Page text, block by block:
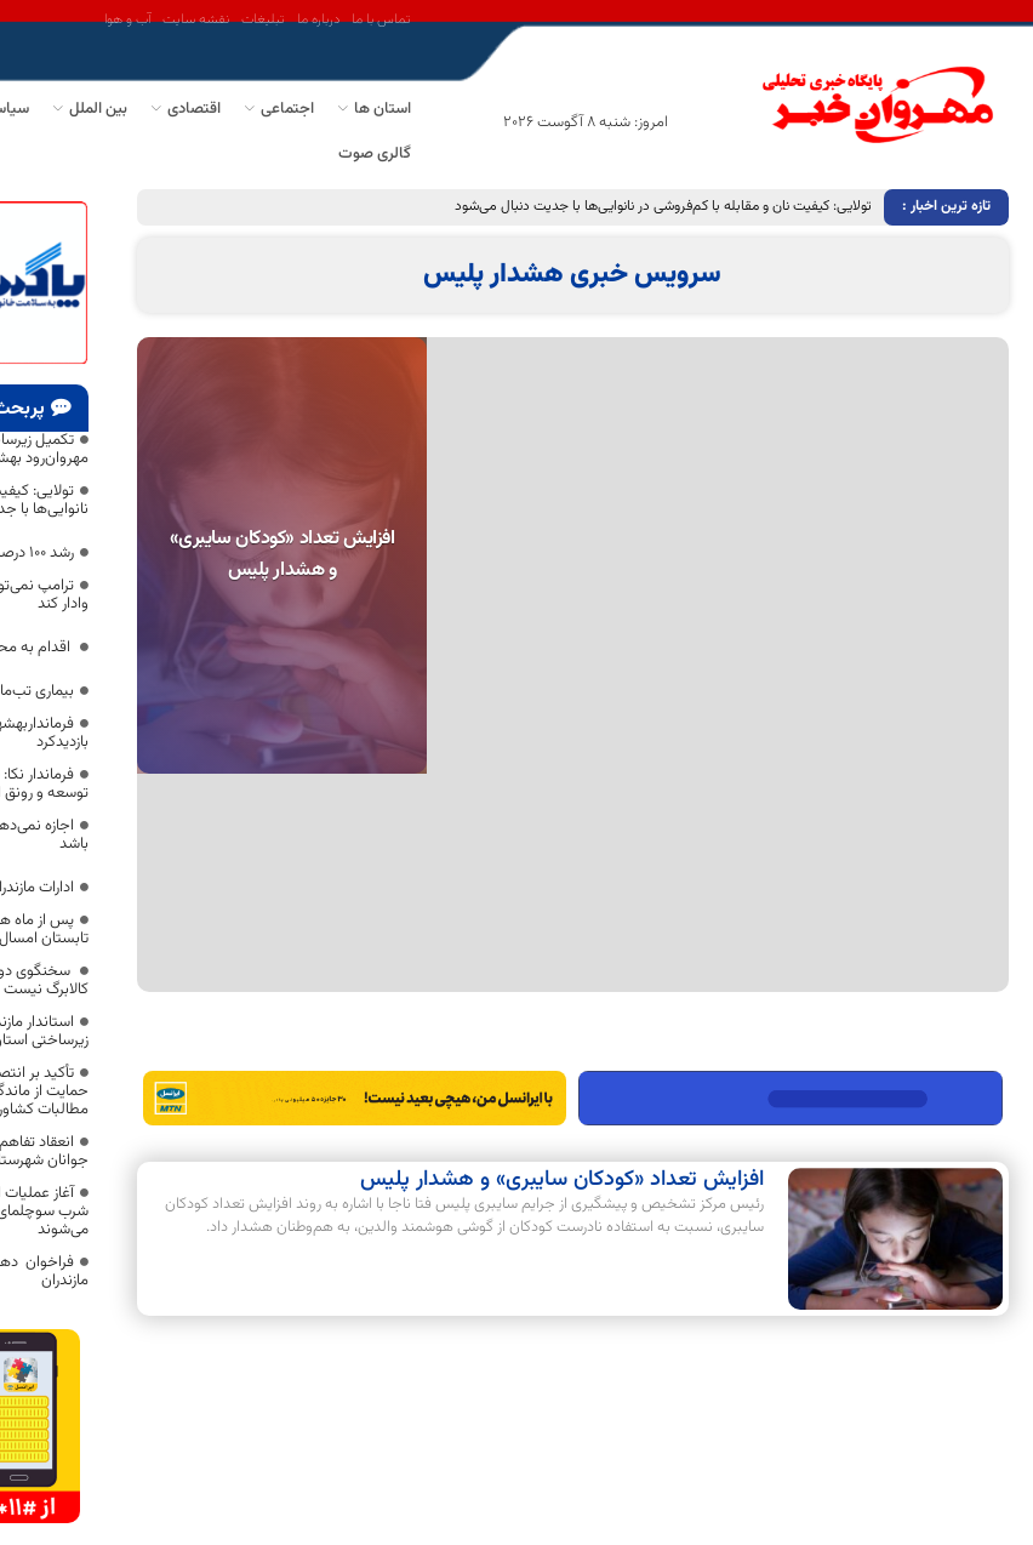
امروز: شنبه 8 آگوست 2026
تماس با ما درباره ما تبلیغات نقشه سایت آب و هوا
استان ها اجتماعی اقتصادی بین الملل
گالری صوت
تازه ترین اخبار : تولایی: کیفیت نان و مقابله با کم‌فروشی در نانوایی‌ها با جدیت دنبال می‌شود
سرویس خبری هشدار پلیس
افزایش تعداد «کودکان سایبری»
و هشدار پلیس
افزایش تعداد «کودکان سایبری» و هشدار پلیس
رئیس مرکز تشخیص‌ و پیشگیری از جرایم سایبری پلیس فتا ناجا با اشاره به روند افزایش تعداد کودکان
سایبری، نسبت به استفاده نادرست کودکان از گوشی هوشمند والدین، به هم‌وطنان هشدار داد.
تکمیل
مهروان‌رود
تولایی:
نانوایی‌ها
رشد ۱۰۰ درصدی اعتبارات دهیاری‌های مازندران
ترامپ
وادار کند
اقدام به
بیماری تب‌مالت در
بازدیدکرد
فرماندار
توسعه و
اجازه
باشد
ادارات
پس از ماه
تابستان امسال به میزان ۳۵
سخنگوی
کالابرگ نیست
استاندار
زیرساختی
تأکید بر
حمایت از
مطالبات
انعقاد
جوانان
می‌شوند
فراخوان
مازندران